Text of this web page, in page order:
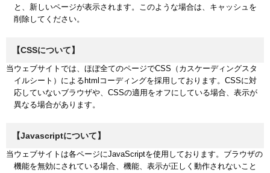
と、新しいページが表示されます。このような場合は、キャッシュを
削除してください。
【CSSについて】
当ウェブサイトでは、ほぼ全てのページでCSS（カスケーディングスタ
イルシート）によるhtmlコーディングを採用しております。CSSに対
応していないブラウザや、CSSの適用をオフにしている場合、表示が
異なる場合があります。
【Javascriptについて】
当ウェブサイトは各ページにJavaScriptを使用しております。ブラウザの
機能を無効にされている場合、機能、表示が正しく動作されないこと